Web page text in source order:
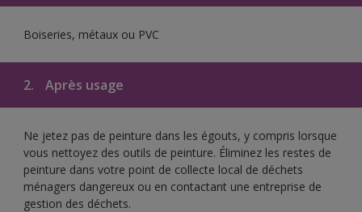
Boiseries, métaux ou PVC
2. Après usage
Ne jetez pas de peinture dans les égouts, y compris lorsque
vous nettoyez des outils de peinture. Éliminez les restes de
peinture dans votre point de collecte local de déchets
ménagers dangereux ou en contactant une entreprise de
gestion des déchets.